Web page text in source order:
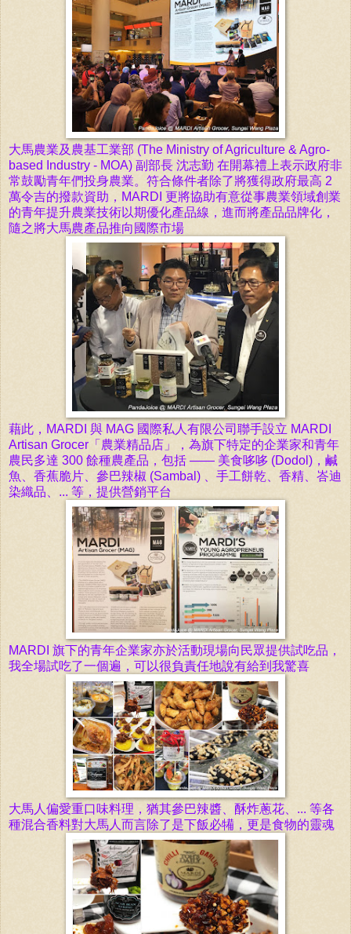
大馬農業及農基工業部 (The Ministry of Agriculture & Agro-
based Industry - MOA) 副部長 沈志勤 在開幕禮上表示政府非
常鼓勵青年們投身農業。 符合條件者除了將獲得政府最高 2
萬令吉的撥款資助， MARDI 更將協助有意從事農業領域創業
的青年提升農業技術以期優化產品線， 進而將產品品牌化，
隨之將大馬農產品推向國際市場
藉此，MARDI 與 MAG 國際私人有限公司聯手設立 MARDI
Artisan Grocer 「 農業精品店 」
，為旗下特定的企業家和青年
農民多達 300 餘種農產品， 包括 —— 美食哆哆 (Dodol)，鹹
魚、香蕉脆片、參巴辣椒 (Sambal) 、手工餅乾、香精、峇迪
染織品、... 等， 提供營銷平台
MARDI 旗下的青年企業家亦於活動現場向民眾提供試吃品，
我全場試吃了一個遍，可以很負責任地說有給到我驚喜
大馬人偏愛重口味料理，猶其參巴辣醬、酥炸蔥花、... 等各
種混合香料對大馬人而言除了是下飯必犕，更是食物的靈魂